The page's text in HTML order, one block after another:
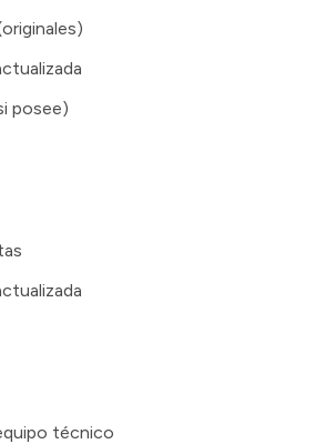
posee)
técnico